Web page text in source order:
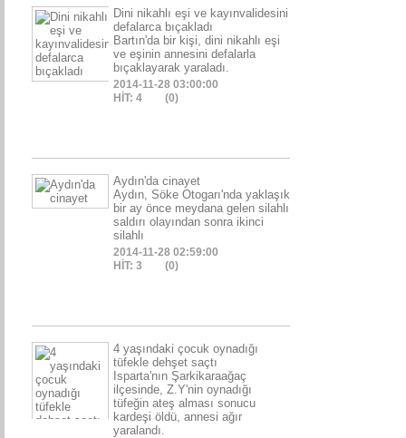
Dini nikahlı eşi ve kayınvalidesini
defalarca bıçakladı
Bartın'da bir kişi, dini nikahlı eşi
ve eşinin annesini defalarla
bıçaklayarak yaraladı.
2014-11-28 03:00:00
HİT: 4
(0)
Aydın'da cinayet
Aydın, Söke Otogarı'nda yaklaşık
bir ay önce meydana gelen silahlı
saldırı olayından sonra ikinci
silahlı
2014-11-28 02:59:00
HİT: 3
(0)
4 yaşındaki çocuk oynadığı
tüfekle dehşet saçtı
Isparta'nın Şarkikaraağaç
ilçesinde, Z.Y'nin oynadığı
tüfeğin ateş alması sonucu
kardeşi öldü, annesi ağır
yaralandı.